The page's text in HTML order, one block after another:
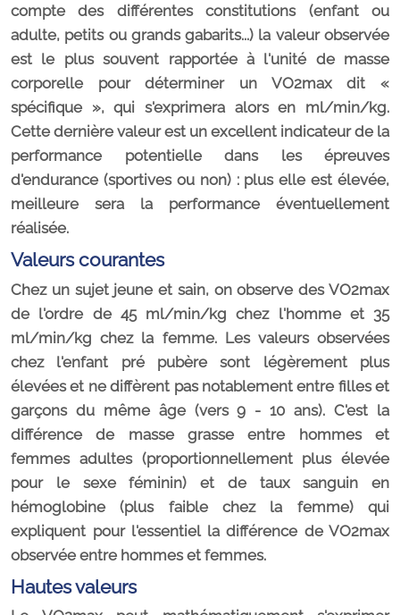
compte des différentes constitutions (enfant ou
adulte, petits ou grands gabarits...) la valeur observée
est le plus souvent rapportée à l'unité de masse
corporelle pour déterminer un VO2max dit «
spécifique », qui s'exprimera alors en ml/min/kg.
Cette dernière valeur est un excellent indicateur de la
performance potentielle dans les épreuves
d'endurance (sportives ou non) : plus elle est élevée,
meilleure sera la performance éventuellement
réalisée.
Valeurs courantes
Chez un sujet jeune et sain, on observe des VO2max
de l'ordre de 45 ml/min/kg chez l'homme et 35
ml/min/kg chez la femme. Les valeurs observées
chez l'enfant pré pubère sont légèrement plus
élevées et ne diffèrent pas notablement entre filles et
garçons du même âge (vers 9 - 10 ans). C'est la
différence de masse grasse entre hommes et
femmes adultes (proportionnellement plus élevée
pour le sexe féminin) et de taux sanguin en
hémoglobine (plus faible chez la femme) qui
expliquent pour l'essentiel la différence de VO2max
observée entre hommes et femmes.
Hautes valeurs